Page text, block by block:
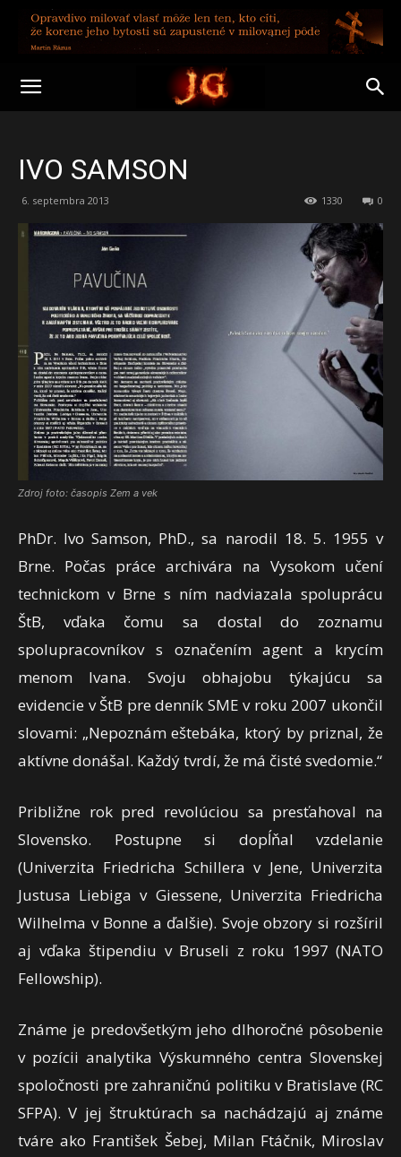
IVO SAMSON
6. septembra 2013 0
1330
Zdroj foto: časopis Zem a vek
PhDr. Ivo Samson, PhD., sa narodil 18. 5. 1955 v
Brne. Počas práce archivára na Vysokom učení
technickom v Brne s ním nadviazala spoluprácu
ŠtB, vďaka čomu sa dostal do zoznamu
spolupracovníkov s označením agent a krycím
menom Ivana. Svoju obhajobu týkajúcu sa
evidencie v ŠtB pre denník SME v roku 2007 ukončil
slovami: „Nepoznám eštebáka, ktorý by priznal, že
aktívne donášal. Každý tvrdí, že má čisté svedomie.“
Približne rok pred revolúciou sa presťahoval na
Slovensko. Postupne si dopĺňal vzdelanie
(Univerzita Friedricha Schillera v Jene, Univerzita
Justusa Liebiga v Giessene, Univerzita Friedricha
Wilhelma v Bonne a ďalšie). Svoje obzory si rozšíril
aj vďaka štipendiu v Bruseli z roku 1997 (NATO
Fellowship).
Známe je predovšetkým jeho dlhoročné pôsobenie
v pozícii analytika Výskumného centra Slovenskej
spoločnosti pre zahraničnú politiku v Bratislave (RC
SFPA). V jej štruktúrach sa nachádzajú aj známe
tváre ako František Šebej, Milan Ftáčnik, Miroslav